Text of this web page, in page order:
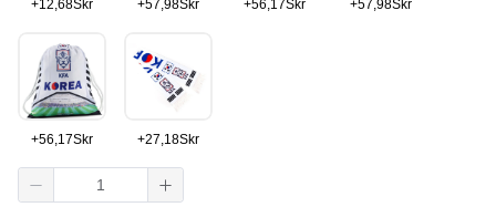
+12,68Skr +57,98Skr +56,17Skr +57,98Skr
+56,17Skr +27,18Skr